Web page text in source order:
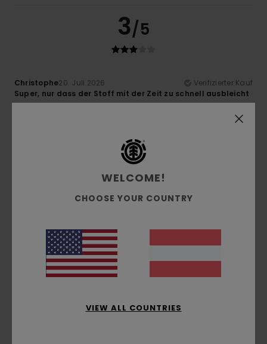
3/5
Christophe20. Juli 2026
Verifizierter Kauf
Super, nur dass der Stoff mit der Zeit zu schnell ausbleicht
: 4
5/5
Einfach und effektiv
Original anzeigen - Français
Komfort: 5/5 Preis-Leistungs-Verhältnis
Perfekte GrößeMaterial: 5/5
5/5
WELCOME!
CHOOSE YOUR COUNTRY
VIEW ALL COUNTRIES